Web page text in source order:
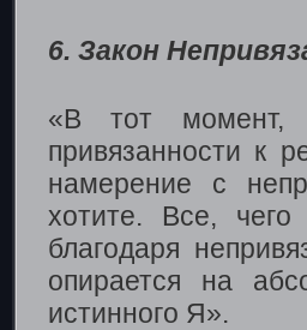
6. Закон
«В тот момент,
привязанности к
намерение с
хотите. Все,
благодаря
опирается на
истинного Я».